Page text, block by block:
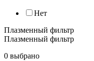
Нет
Плазменный фильтр
Плазменный фильтр
0 выбрано